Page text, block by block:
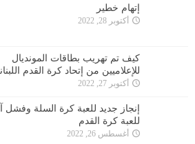
إتهام خطير
أكتوبر 28, 2022
كيف تم تهريب بطاقات المونديال
للإعلاميين من إتحاد كرة القدم
أكتوبر 27, 2022
إنجاز جديد للعبة كرة السلة وفشل
للعبة كرة القدم
أغسطس 26, 2022